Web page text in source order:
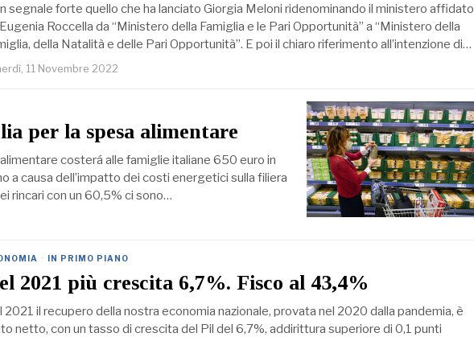
segnale forte quello che ha lanciato Giorgia Meloni ridenominando il ministero affidato
Roccella da “Ministero della Famiglia e le Pari Opportunità” a “Ministero della
della Natalità e delle Pari Opportunità”. E poi il chiaro riferimento all’intenzione di…
11 Novembre 2022
per la spesa alimentare
costerá alle famiglie italiane 650 euro in
a causa dell’impatto dei costi energetici sulla filiera
rincari con un 60,5% ci sono…
· IN PRIMO PIANO
2021 più crescita 6,7%. Fisco al 43,4%
2021 il recupero della nostra economia nazionale, provata nel 2020 dalla pandemia, è
netto, con un tasso di crescita del Pil del 6,7%, addirittura superiore di 0,1 punti